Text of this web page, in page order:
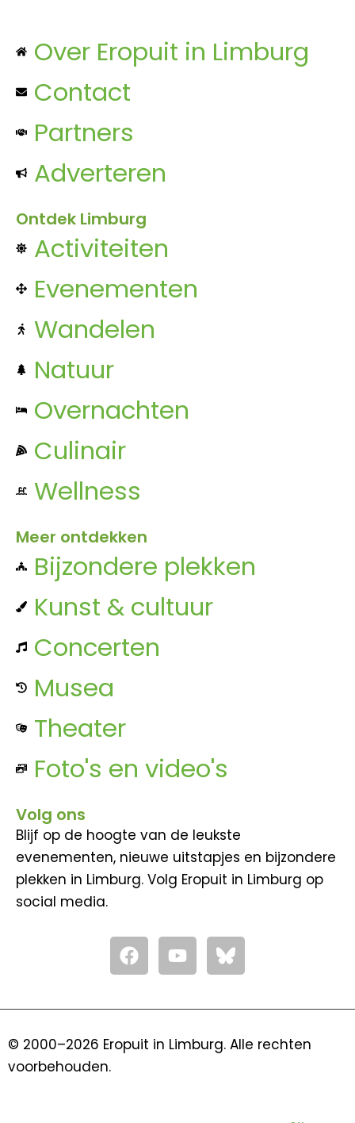
Over Eropuit in Limburg
Contact
Partners
Adverteren
Ontdek Limburg
Activiteiten
Evenementen
Wandelen
Natuur
Overnachten
Culinair
Wellness
Meer ontdekken
Bijzondere plekken
Kunst & cultuur
Concerten
Musea
Theater
Foto's en video's
Volg ons
Blijf op de hoogte van de leukste
evenementen, nieuwe uitstapjes en bijzondere
plekken in Limburg. Volg Eropuit in Limburg op
social media.
F
a
c
o
Y
o
u
b
© 2000–2026 Eropuit in Limburg. Alle rechten
voorbehouden.